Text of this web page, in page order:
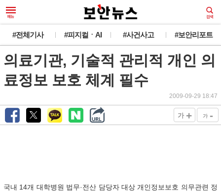
#전체기사 #피지컬ㆍAI #사건사고 #보안리포트
의료기관, 기술적 관리적 개인 의
료정보 보호 체계 필수
2009-09-29 18:47
가 + 가 -
국내 14개 대학병원 법무·전산 담당자 대상 개인정보보호 의무관련 정